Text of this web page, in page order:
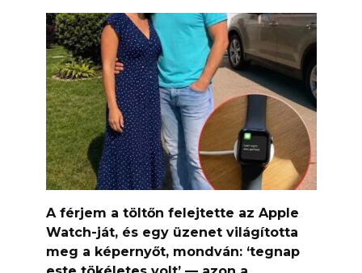
A férjem a töltőn felejtette az Apple
Watch-ját, és egy üzenet világította
meg a képernyőt, mondván: ‘tegnap